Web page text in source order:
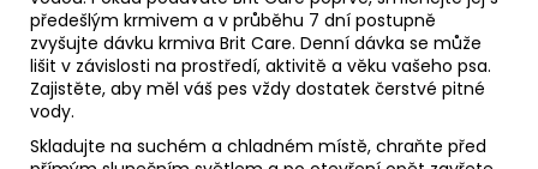
předešlým krmivem a v průběhu 7 dní postupně
zvyšujte dávku krmiva Brit Care. Denní dávka se může
lišit v závislosti na prostředí, aktivitě a věku vašeho psa.
Zajistěte, aby měl váš pes vždy dostatek čerstvé pitné
vody.
Skladujte na suchém a chladném místě, chraňte před